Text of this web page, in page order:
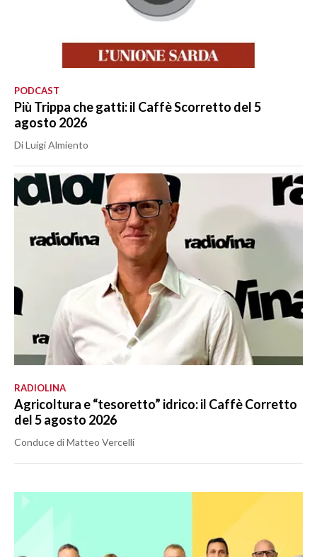
PODCAST
Più Trippa che gatti: il Caffè Scorretto del 5
agosto 2026
Di Luigi Almiento
RADIOLINA
Agricoltura e “tesoretto” idrico: il Caffè Corretto
del 5 agosto 2026
Conduce di Matteo Vercelli